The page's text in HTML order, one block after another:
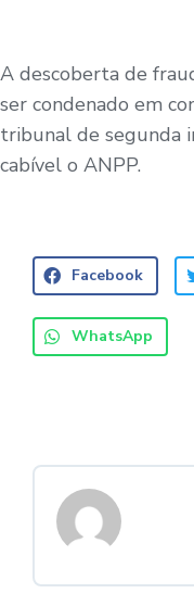
A descoberta de
ser condenado em
tribunal de segunda
cabível o ANPP.
Facebook
WhatsApp